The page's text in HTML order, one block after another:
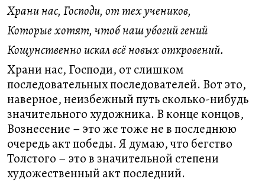
Храни нас, Господи, от тех учеников,
Которые хотят, чтоб наш убогий гений
Кощунственно искал всё новых откровений.
Храни нас, Господи, от слишком
последовательных последователей. Вот это,
наверное, неизбежный путь сколько-нибудь
значительного художника. В конце концов,
Вознесение – это же тоже не в последнюю
очередь акт победы. Я думаю, что бегство
Толстого – это в значительной степени
художественный акт последний.